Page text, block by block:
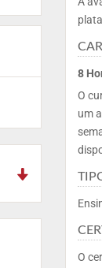
8
O
um
O